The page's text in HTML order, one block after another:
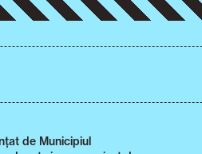
de Municipiul